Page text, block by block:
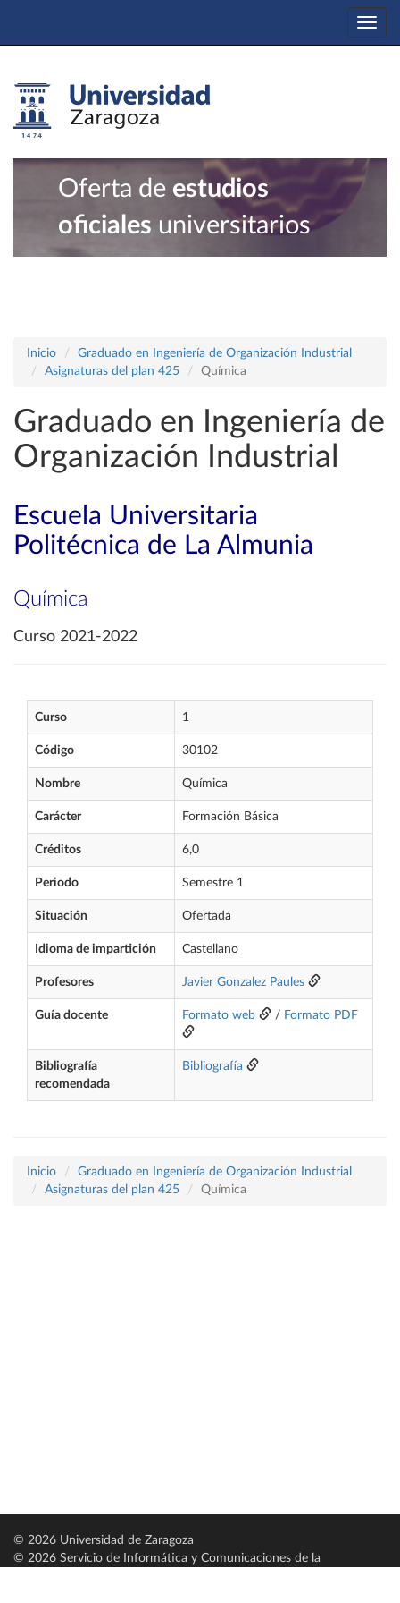
Oferta de estudios
oficiales universitarios
Inicio
Graduado en Ingeniería de Organización Industrial
Asignaturas del plan 425
Química
Graduado en Ingeniería de
Organización Industrial
Escuela Universitaria
Politécnica de La Almunia
Química
Curso 2021-2022
Curso 1
Código 30102
Nombre Química
Carácter Formación Básica
Créditos 6,0
Periodo Semestre 1
Situación Ofertada
Idioma de impartición Castellano
Profesores Javier Gonzalez Paules
Guía docente Formato web / Formato PDF
Bibliografía
recomendada
Bibliografía
Inicio
Graduado en Ingeniería de Organización Industrial
Asignaturas del plan 425
Química
© 2026 Universidad de Zaragoza
© 2026 Servicio de Informática y Comunicaciones de la